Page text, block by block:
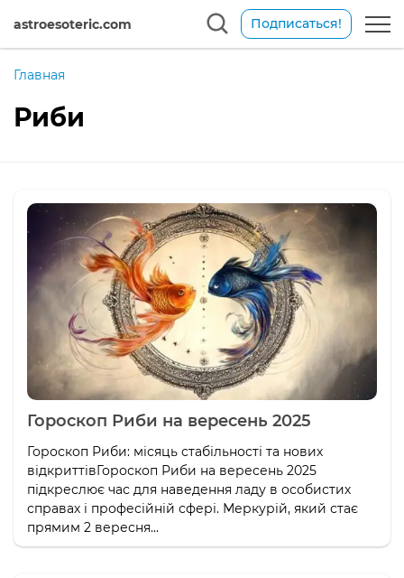
astroesoteric.com Подписаться!
Главная
Риби
Гороскоп Риби на вересень 2025
Гороскоп Риби: місяць стабільності та нових
відкриттівГороскоп Риби на вересень 2025
підкреслює час для наведення ладу в особистих
справах і професійній сфері. Меркурій, який стає
прямим 2 вересня...